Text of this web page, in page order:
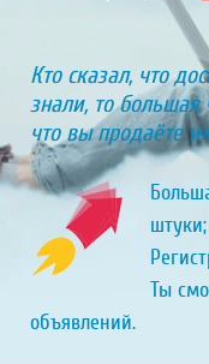
Кто сказал, что
знали, то большая
что вы продаёте
штуки;
Ты
объявлений.